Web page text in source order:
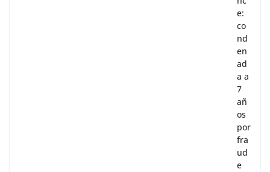
e:
co
nd
en
ad
a a
7
añ
os
por
fra
ud
e